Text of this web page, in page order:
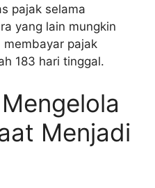
pajak selama
yang lain mungkin
pajak
183 hari tinggal.
Menjadi